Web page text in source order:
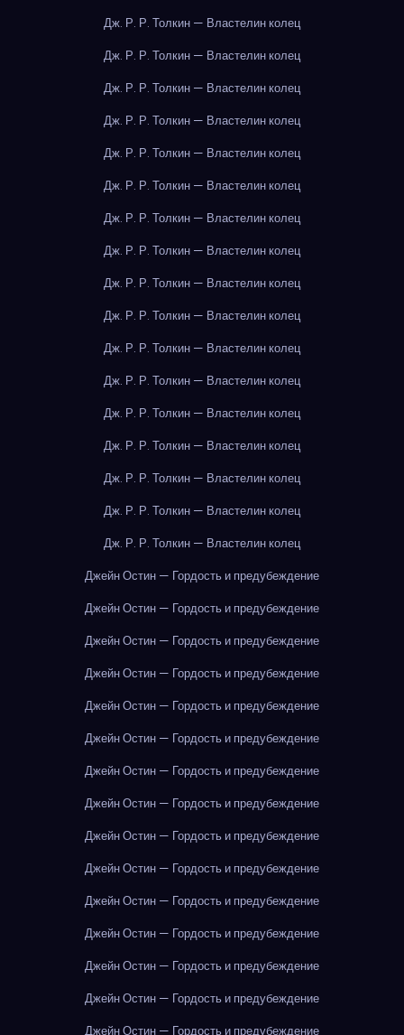
Дж. Р. Р. Толкин — Властелин колец
Дж. Р. Р. Толкин — Властелин колец
Дж. Р. Р. Толкин — Властелин колец
Дж. Р. Р. Толкин — Властелин колец
Дж. Р. Р. Толкин — Властелин колец
Дж. Р. Р. Толкин — Властелин колец
Дж. Р. Р. Толкин — Властелин колец
Дж. Р. Р. Толкин — Властелин колец
Дж. Р. Р. Толкин — Властелин колец
Дж. Р. Р. Толкин — Властелин колец
Дж. Р. Р. Толкин — Властелин колец
Дж. Р. Р. Толкин — Властелин колец
Дж. Р. Р. Толкин — Властелин колец
Дж. Р. Р. Толкин — Властелин колец
Дж. Р. Р. Толкин — Властелин колец
Дж. Р. Р. Толкин — Властелин колец
Дж. Р. Р. Толкин — Властелин колец
Джейн Остин — Гордость и предубеждение
Джейн Остин — Гордость и предубеждение
Джейн Остин — Гордость и предубеждение
Джейн Остин — Гордость и предубеждение
Джейн Остин — Гордость и предубеждение
Джейн Остин — Гордость и предубеждение
Джейн Остин — Гордость и предубеждение
Джейн Остин — Гордость и предубеждение
Джейн Остин — Гордость и предубеждение
Джейн Остин — Гордость и предубеждение
Джейн Остин — Гордость и предубеждение
Джейн Остин — Гордость и предубеждение
Джейн Остин — Гордость и предубеждение
Джейн Остин — Гордость и предубеждение
Джейн Остин — Гордость и предубеждение